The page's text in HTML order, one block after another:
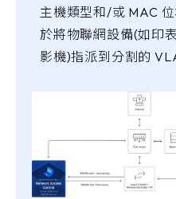
主機類型和/或 MAC
於將物聯網設備(如印
影機)指派到分割的